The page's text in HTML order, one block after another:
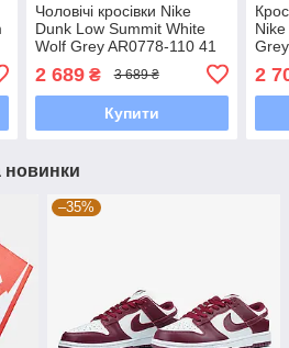
Чоловічі кросівки Nike
Dunk Low Summit White
Wolf Grey AR0778-110 41
Шнурівка, Товста підошва,
Замша,
2 689₴ 3 689 ₴
Купити
2
новинки
–35%